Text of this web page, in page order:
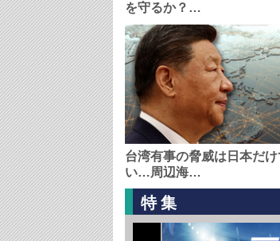
を守るか？…
台湾有事の脅威は日本だ
い…周辺海…
特集